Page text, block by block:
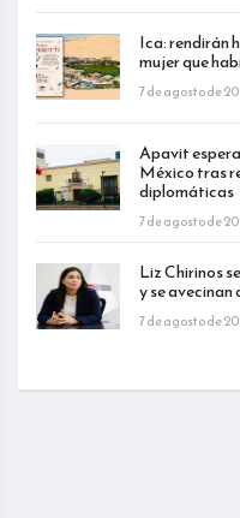
Ica: rendirán
mujer que
7 de agosto de
Apavit
México tras
diplomáticas
7 de agosto de
Liz Chirinos
y se
7 de agosto de